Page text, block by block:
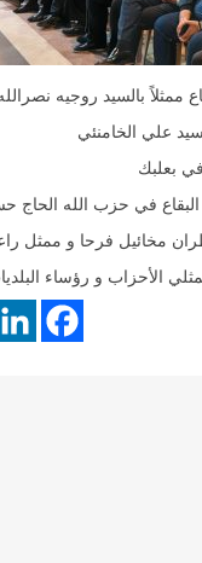
ممثلاً بالسيد روجيه
علي الخامنئي
بعلبك
في حزب الله الحاج
مخائيل فرحا و ممثل
الأحزاب و رؤساء